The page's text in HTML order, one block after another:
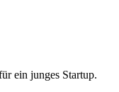
ein junges Startup.